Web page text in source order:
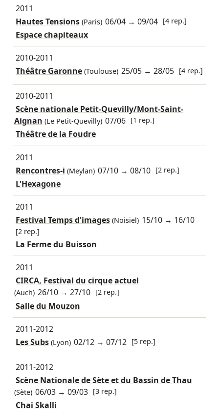
2011
Hautes Tensions(Paris) 06/04 →09/04 [4 rep.]
Espace chapiteaux
2010-2011
Théâtre Garonne(Toulouse) 25/05 →28/05 [4 rep.]
2010-2011
Scène nationale Petit-Quevilly/Mont-Saint-
Aignan (Le Petit-Quevilly) 07/06 [1 rep.]
Théâtre de la Foudre
2011
Rencontres-i (Meylan) 07/10 →08/10 [2 rep.]
L'Hexagone
2011
Festival Temps d'images(Noisiel) 15/10 → 16/10
[2 rep.]
La Ferme du Buisson
2011
CIRCA, Festival du cirque actuel
(Auch) 26/10 →27/10 [2 rep.]
Salle du Mouzon
2011-2012
Les Subs(Lyon) 02/12 →07/12 [5 rep.]
2011-2012
Scène Nationale de Sète et du Bassin de Thau
(Sète) 06/03 →09/03 [3 rep.]
Chai Skalli